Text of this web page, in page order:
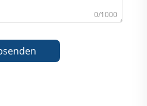
0/1000